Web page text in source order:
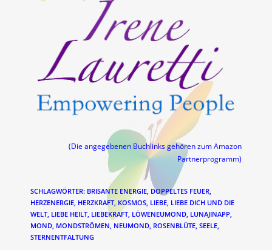
(Die angegebenen Buchlinks gehören zum Amazon
Partnerprogramm)
SCHLAGWÖRTER: BRISANTE ENERGIE, DOPPELTES FEUER,
HERZENERGIE, HERZKRAFT, KOSMOS, LIEBE, LIEBE DICH UND DIE
WELT, LIEBE HEILT, LIEBEKRAFT, LÖWENEUMOND, LUNAJINAPP,
MOND, MONDSTRÖMEN, NEUMOND, ROSENBLÜTE, SEELE,
STERNENTFALTUNG